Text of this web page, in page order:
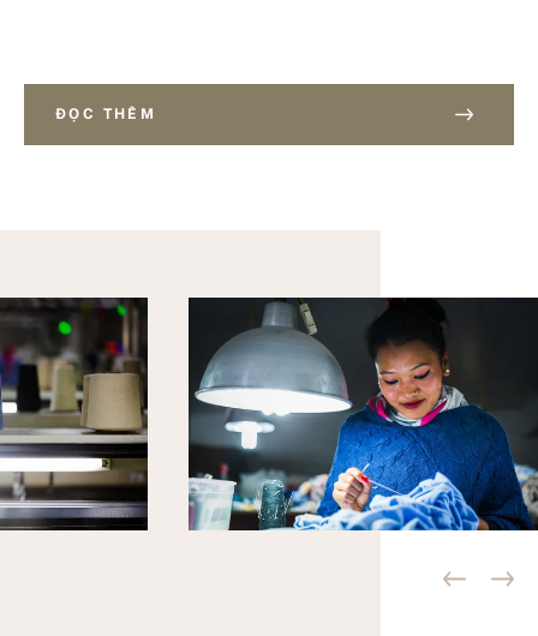
ĐỌC THÊM